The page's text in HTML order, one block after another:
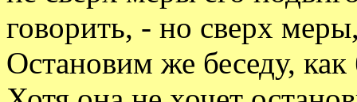
говорить, - но сверх
Остановим же беседу,